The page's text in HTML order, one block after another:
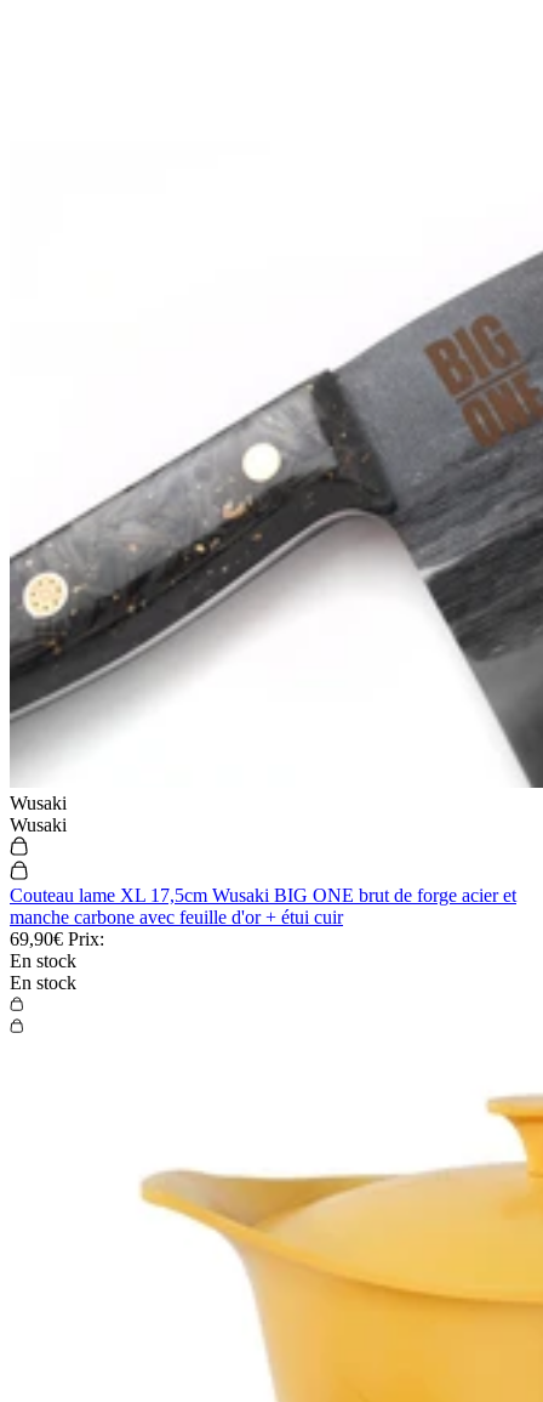
Wusaki
Wusaki
Couteau lame XL 17,5cm Wusaki BIG ONE brut de forge acier et
manche carbone avec feuille d'or + étui cuir
69,90€ Prix:
En stock
En stock